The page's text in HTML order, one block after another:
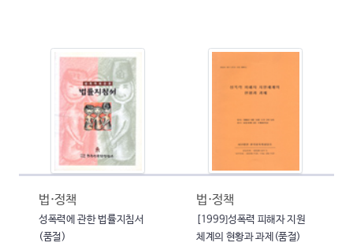
법·정책
성폭력에 관한 법률지침서
(품절)
법·정책
[1999]성폭력 피해자 지원
체계의 현황과 과제(품절)